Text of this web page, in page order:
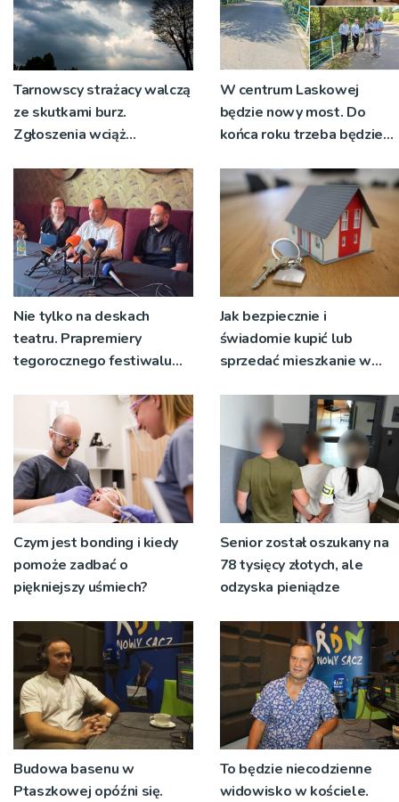
Tarnowscy strażacy walczą
ze skutkami burz.
Zgłoszenia wciąż
W centrum Laskowej
będzie nowy most. Do
końca roku trzeba będzie
Nie tylko na deskach
teatru. Prapremiery
tegorocznego festiwalu
niecodziennych
okolicznościach
Jak bezpiecznie i
świadomie kupić lub
sprzedać mieszkanie w
Czym jest bonding i kiedy
pomoże zadbać o
piękniejszy uśmiech?
Senior został oszukany na
78 tysięcy złotych, ale
odzyska pieniądze
Budowa basenu w
Ptaszkowej opóźni się.
To będzie niecodzienne
widowisko w kościele.